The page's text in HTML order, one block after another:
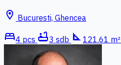
location_on Bucuresti, Ghencea
bed4 pcs bathtub3 sdb square_foot 121.61 m²